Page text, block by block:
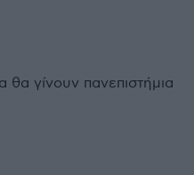
θα γίνουν πανεπιστήμια